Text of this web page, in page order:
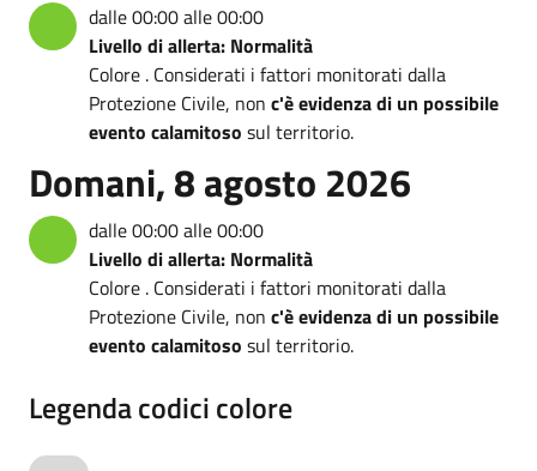
dalle 00:00 alle 00:00
Livello di allerta: Normalità
Colore . Considerati i fattori monitorati dalla
Protezione Civile, non c'è evidenza di un possibile
evento calamitoso sul territorio.
Domani, 8 agosto 2026
dalle 00:00 alle 00:00
Livello di allerta: Normalità
Colore . Considerati i fattori monitorati dalla
Protezione Civile, non c'è evidenza di un possibile
evento calamitoso sul territorio.
Legenda codici colore